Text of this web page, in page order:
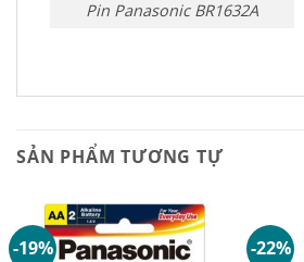
Pin Panasonic BR1632A
SẢN PHẨM TƯƠNG TỰ
-19% -22%